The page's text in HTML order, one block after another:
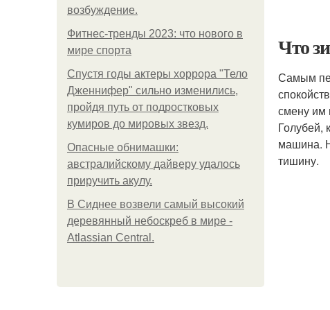
возбуждение.
Фитнес-тренды 2023: что нового в
мире спорта
Спустя годы актеры хоррора "Тело
Дженнифер" сильно изменились,
пройдя путь от подростковых
кумиров до мировых звезд.
Опасные обнимашки:
австралийскому дайверу удалось
приручить акулу.
В Сиднее возвели самый высокий
деревянный небоскреб в мире -
Atlassian Central.
Что
Самым
смену им
Голубей,
машина.
тишину.